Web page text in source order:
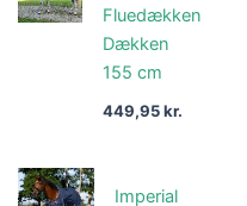
Fluedækken
Dækken
155 cm
449,95kr.
Imperial